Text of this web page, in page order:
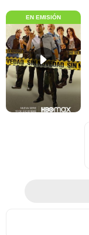
EN EMISIÓN